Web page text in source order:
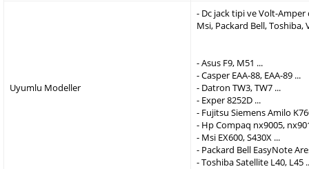
Uyumlu Modeller
- Dc jack tipi ve Volt-
Msi, Packard Bell,
- Asus F9, M51 ...
- Casper EAA-88, EAA-89 ...
- Datron TW3, TW7 ...
- Exper 8252D ...
- Fujitsu Siemens Amilo
- Hp Compaq nx9005,
- Msi EX600, S430X ...
- Packard Bell EasyNote
- Toshiba Satellite L40, L45